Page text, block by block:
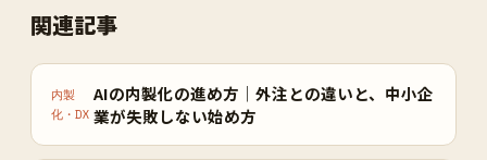
関連記事
内製
化・DX
AIの内製化の進め方｜外注との違いと、中小企
業が失敗しない始め方